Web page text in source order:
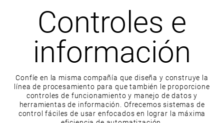
Controles e
información
Confíe en la misma compañía que diseña y construye la
línea de procesamiento para que también le proporcione
controles de funcionamiento y manejo de datos y
herramientas de información. Ofrecemos sistemas de
control fáciles de usar enfocados en lograr la máxima